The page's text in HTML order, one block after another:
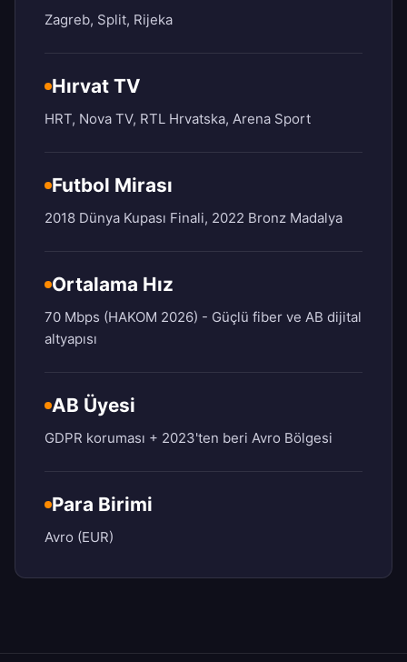
Zagreb, Split, Rijeka
Hırvat TV
HRT, Nova TV, RTL Hrvatska, Arena Sport
Futbol Mirası
2018 Dünya Kupası Finali, 2022 Bronz Madalya
Ortalama Hız
70 Mbps (HAKOM 2026) - Güçlü fiber ve AB dijital
altyapısı
AB Üyesi
GDPR koruması + 2023'ten beri Avro Bölgesi
Para Birimi
Avro (EUR)